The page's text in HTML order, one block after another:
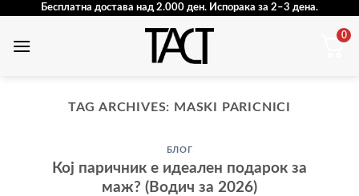
content
Бесплатна достава над 2.000 ден. Испорака за 2–3 дена.
0
TAG ARCHIVES: MASKI PARICNICI
БЛОГ
Кој паричник е идеален подарок за
маж? (Водич за 2026)